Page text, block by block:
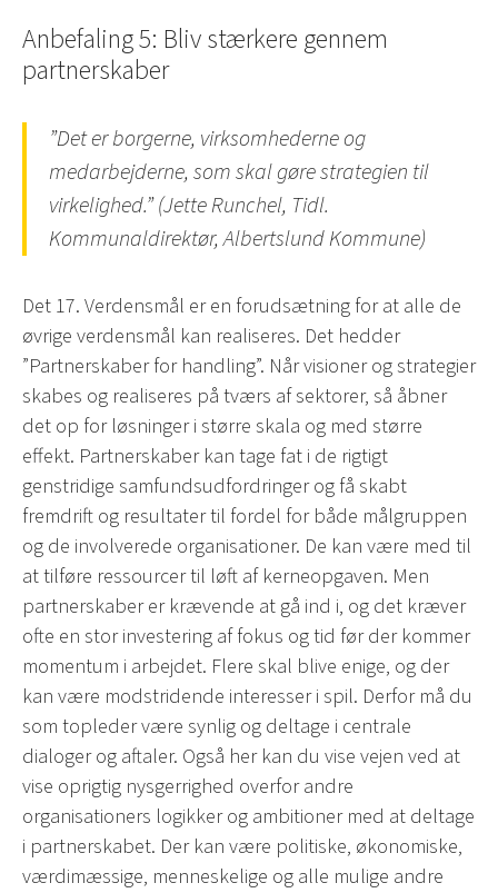
Anbefaling 5: Bliv stærkere gennem
partnerskaber
”Det er borgerne, virksomhederne og
medarbejderne, som skal gøre strategien til
virkelighed.” (Jette Runchel, Tidl.
Kommunaldirektør, Albertslund Kommune)
Det 17. Verdensmål er en forudsætning for at alle de
øvrige verdensmål kan realiseres. Det hedder
”Partnerskaber for handling”. Når visioner og strategier
skabes og realiseres på tværs af sektorer, så åbner
det op for løsninger i større skala og med større
effekt. Partnerskaber kan tage fat i de rigtigt
genstridige samfundsudfordringer og få skabt
fremdrift og resultater til fordel for både målgruppen
og de involverede organisationer. De kan være med til
at tilføre ressourcer til løft af kerneopgaven. Men
partnerskaber er krævende at gå ind i, og det kræver
ofte en stor investering af fokus og tid før der kommer
momentum i arbejdet. Flere skal blive enige, og der
kan være modstridende interesser i spil. Derfor må du
som topleder være synlig og deltage i centrale
dialoger og aftaler. Også her kan du vise vejen ved at
vise oprigtig nysgerrighed overfor andre
organisationers logikker og ambitioner med at deltage
i partnerskabet. Der kan være politiske, økonomiske,
værdimæssige, menneskelige og alle mulige andre